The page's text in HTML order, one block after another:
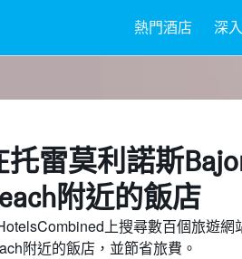
熱門酒店 深
托雷莫利諾斯
附近​的飯店
上搜尋數百個旅遊網
附近的飯店，並節省旅費。